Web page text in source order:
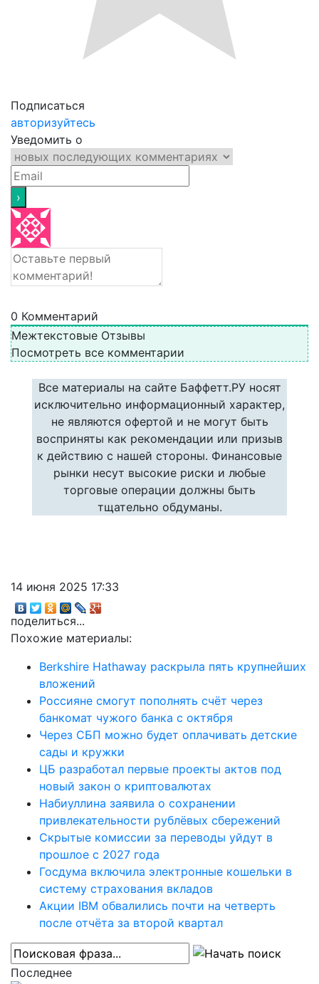
Подписаться
авторизуйтесь
Уведомить о
0 Комментарий
Межтекстовые Отзывы
Посмотреть все комментарии
Все материалы на сайте Баффетт.РУ носят
исключительно информационный характер,
не являются офертой и не могут быть
восприняты как рекомендации или призыв
к действию с нашей стороны. Финансовые
рынки несут высокие риски и любые
торговые операции должны быть
тщательно обдуманы.
14 июня 2025 17:33
поделиться...
Похожие материалы:
Berkshire Hathaway раскрыла пять крупнейших
вложений
Россияне смогут пополнять счёт через
банкомат чужого банка с октября
Через СБП можно будет оплачивать детские
сады и кружки
ЦБ разработал первые проекты актов под
новый закон о криптовалютах
Набиуллина заявила о сохранении
привлекательности рублёвых сбережений
Скрытые комиссии за переводы уйдут в
прошлое с 2027 года
Госдума включила электронные кошельки в
систему страхования вкладов
Акции IBM обвалились почти на четверть
после отчёта за второй квартал
Последнее